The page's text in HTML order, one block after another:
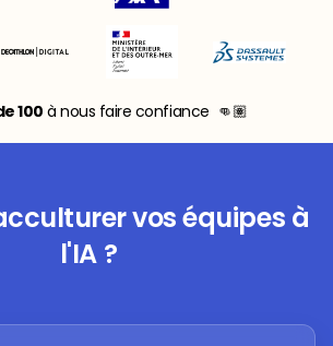
100à nous faire confiance 👊🏽
vos équipes à
l'IA ?